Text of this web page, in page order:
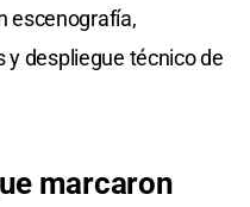
escenografía,
y despliegue técnico de
marcaron